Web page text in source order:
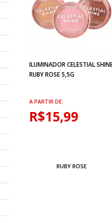
ILUMINADOR CELESTIAL
RUBY ROSE 5,5G
A PARTIR DE:
R$15,99
RUBY ROSE